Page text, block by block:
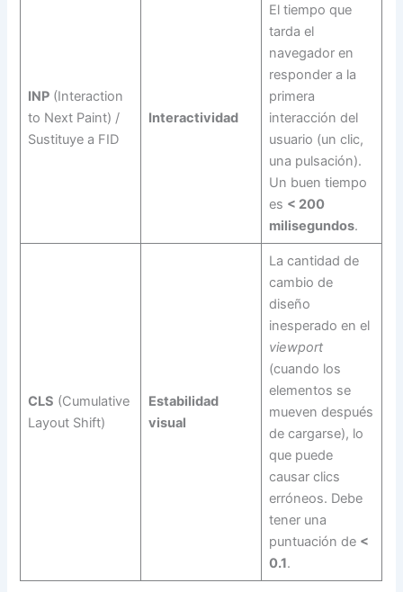
INP(Interaction
to Next Paint) /
Sustituye a FID
Interactividad
El tiempo que
tarda el
navegador en
responder a la
primera
interacción del
usuario (un clic,
una pulsación).
Un buen tiempo
es < 200
milisegundos.
CLS (Cumulative
Layout Shift)
Estabilidad
visual
La cantidad de
cambio de
diseño
inesperado en el
viewport
(cuando los
elementos se
mueven después
de cargarse), lo
que puede
causar clics
erróneos. Debe
tener una
puntuación de <
0.1.